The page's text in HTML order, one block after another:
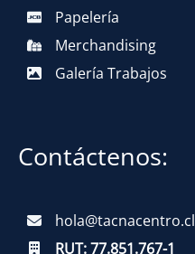
Papelería
Merchandising
Galería Trabajos
Contáctenos:
hola@tacnacentro.cl
RUT:77.851.767-1